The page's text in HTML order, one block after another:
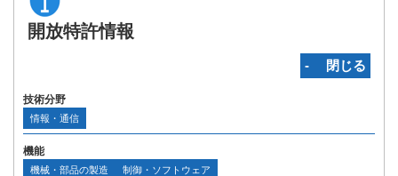
開放特許情報
‐ 閉じる
技術分野
情報・通信
機能
機械・部品の製造 制御・ソフトウェア